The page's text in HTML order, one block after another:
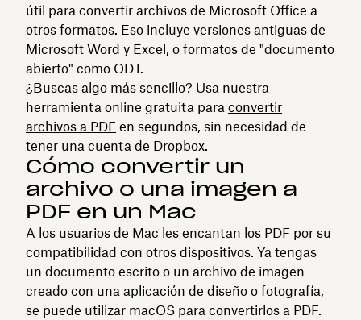
útil para convertir archivos de Microsoft Office a
otros formatos. Eso incluye versiones antiguas de
Microsoft Word y Excel, o formatos de "documento
abierto" como ODT.
¿Buscas algo más sencillo? Usa nuestra
herramienta online gratuita para convertir
archivos a PDF en segundos, sin necesidad de
tener una cuenta de Dropbox.
Cómo convertir un
archivo o una imagen a
PDF en un Mac
A los usuarios de Mac les encantan los PDF por su
compatibilidad con otros dispositivos. Ya tengas
un documento escrito o un archivo de imagen
creado con una aplicación de diseño o fotografía,
se puede utilizar macOS para convertirlos a PDF.